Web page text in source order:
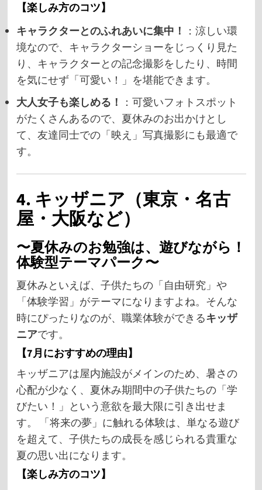
【楽しみ方のコツ】
キャラクターとのふれあいに集中！
：涼しい環
境なので、キャラクターショーをじっくり見た
り、キャラクターとの記念撮影をしたり、時間
を気にせず「可愛い！」を堪能できます。
大人女子も楽しめる！
：可愛いフォトスポット
がたくさんあるので、夏休みのお出かけとし
て、友達同士での「映え」写真撮影にも最適で
す。
4. キッザニア（東京・名古
屋・大阪など）
〜夏休みのお勉強は、遊びながら！
体験型テーマパーク〜
夏休みといえば、子供たちの「自由研究」や
「体験学習」がテーマになりますよね。そんな
時にぴったりなのが、職業体験ができるキッザ
ニアです。
【7月におすすめの理由】
キッザニアは屋内施設がメインのため、暑さの
心配が少なく、夏休み期間中の子供たちの「学
びたい！」という意欲を最大限に引き出せま
す。 「将来の夢」に触れる体験は、単なる遊び
を超えて、子供たちの成長を感じられる貴重な
夏の思い出になります。
【楽しみ方のコツ】